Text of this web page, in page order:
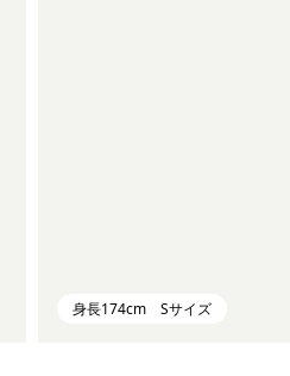
身長174cm Sサイズ